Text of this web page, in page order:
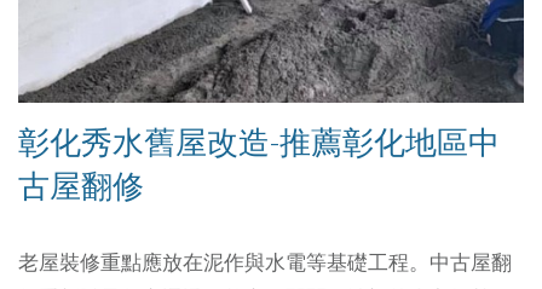
彰化秀水舊屋改造-推薦彰化地區中
古屋翻修
老屋裝修重點應放在泥作與水電等基礎工程。中古屋翻